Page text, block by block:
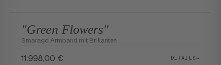
"Green Flowers"
Smaragd Armband mit Brillanten
11.998,00 € DETAILS→